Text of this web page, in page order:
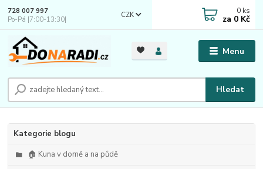
Menu
CZK
Hledat
728 007 997
Po-Pá |7:00-13:30|
0 ks
za 0 Kč
Kategorie blogu
🏠 Kuna v domě a na půdě